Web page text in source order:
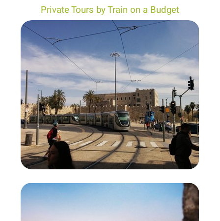
Private Tours by Train on a Budget